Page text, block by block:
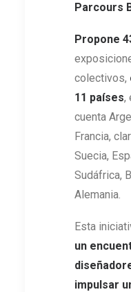
Parcours
Propone
colectivos,
11 países,
cuenta
Francia,
Suecia,
Sudáfrica,
Alemania.
Esta
un
impulsar